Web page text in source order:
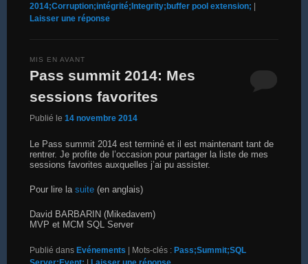
2014;Corruption;intégrité;Integrity;buffer pool extension;
Laisser une réponse
Pass summit 2014: Mes
sessions favorites
MIS EN AVANT
Publié le 14 novembre 2014
Le Pass summit 2014 est terminé et il est maintenant tant de
rentrer. Je profite de l’occasion pour partager la liste de mes
sessions favorites auxquelles j’ai pu assister.
Pour lire la suite(en anglais)
David BARBARIN (Mikedavem)
MVP et MCM SQL Server
Publié dans Evénements Mots-clés : Pass;Summit;SQL